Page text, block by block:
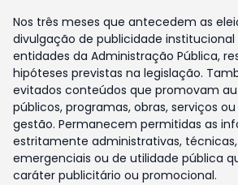
Nos três meses que antecedem as
divulgação de publicidade institucional
entidades da Administração Pública,
hipóteses previstas na legislação.
evitados conteúdos que promovam
públicos, programas, obras, serviços
gestão. Permanecem permitidas as
estritamente administrativas, técnicas,
emergenciais ou de utilidade pública
caráter publicitário ou promocional.